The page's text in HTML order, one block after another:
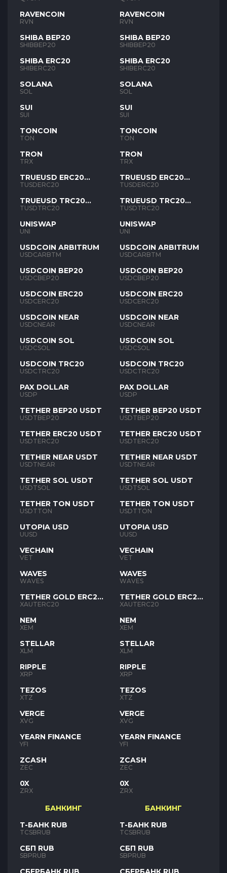
RAVENCOIN
RVN
SHIBA BEP20
SHIBBEP20
SHIBA ERC20
SHIBERC20
SOLANA
SOL
SUI
SUI
TONCOIN
TON
TRON
TRX
TRUEUSD ERC20
TUSD
TUSDERC20
TRUEUSD TRC20
TUSD
TUSDTRC20
UNISWAP
UNI
USDCOIN ARBITRUM
USDCARBTM
USDCOIN BEP20
USDCBEP20
USDCOIN ERC20
USDCERC20
USDCOIN NEAR
USDCNEAR
USDCOIN SOL
USDCSOL
USDCOIN TRC20
USDCTRC20
PAX DOLLAR
USDP
TETHER BEP20 USDT
USDTBEP20
TETHER ERC20 USDT
USDTERC20
TETHER NEAR USDT
USDTNEAR
TETHER SOL USDT
USDTSOL
TETHER TON USDT
USDTTON
UTOPIA USD
UUSD
VECHAIN
VET
WAVES
WAVES
TETHER GOLD ERC20
XAUT
XAUTERC20
NEM
XEM
STELLAR
XLM
RIPPLE
XRP
TEZOS
XTZ
VERGE
XVG
YEARN FINANCE
YFI
ZCASH
ZEC
0X
ZRX
БАНКИНГ
Т-БАНК RUB
TCSBRUB
СБП RUB
SBPRUB
RAVENCOIN
RVN
SHIBA BEP20
SHIBBEP20
SHIBA ERC20
SHIBERC20
SOLANA
SOL
SUI
SUI
TONCOIN
TON
TRON
TRX
TRUEUSD ERC20
TUSD
TUSDERC20
TRUEUSD TRC20
TUSD
TUSDTRC20
UNISWAP
UNI
USDCOIN ARBITRUM
USDCARBTM
USDCOIN BEP20
USDCBEP20
USDCOIN ERC20
USDCERC20
USDCOIN NEAR
USDCNEAR
USDCOIN SOL
USDCSOL
USDCOIN TRC20
USDCTRC20
PAX DOLLAR
USDP
TETHER BEP20 USDT
USDTBEP20
TETHER ERC20 USDT
USDTERC20
TETHER NEAR USDT
USDTNEAR
TETHER SOL USDT
USDTSOL
TETHER TON USDT
USDTTON
UTOPIA USD
UUSD
VECHAIN
VET
WAVES
WAVES
TETHER GOLD ERC20
XAUT
XAUTERC20
NEM
XEM
STELLAR
XLM
RIPPLE
XRP
TEZOS
XTZ
VERGE
XVG
YEARN FINANCE
YFI
ZCASH
ZEC
0X
ZRX
БАНКИНГ
Т-БАНК RUB
TCSBRUB
СБП RUB
SBPRUB